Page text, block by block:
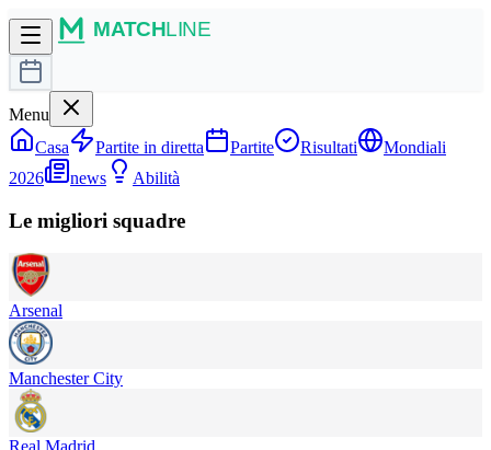
Menu
Casa
Partite in diretta Partite Risultati
Mondiali
2026
news Abilità
Le migliori squadre
Arsenal
Manchester City